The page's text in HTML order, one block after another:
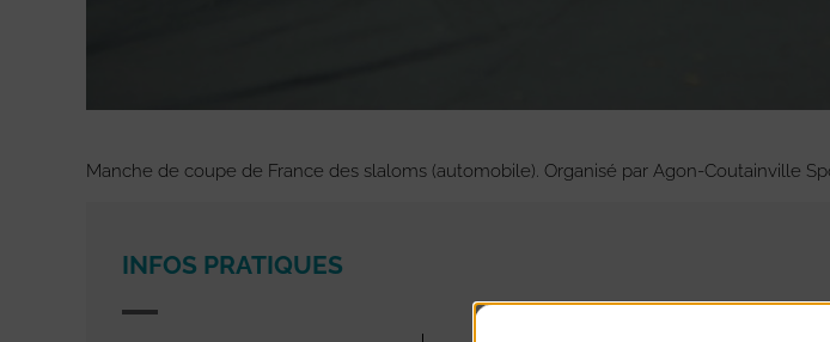
Manche de coupe de France des slaloms (automobile). Organisé par Agon-Coutainville
INFOS PRATIQUES